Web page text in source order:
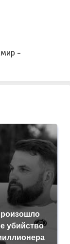
-
убийство